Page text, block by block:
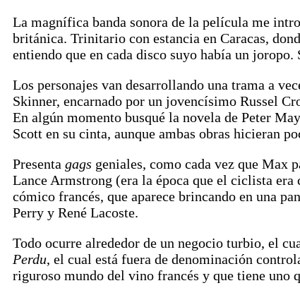
La magnífica banda sonora de la película me
británica. Trinitario con estancia en Caracas,
entiendo que en cada disco suyo había un
Los personajes van desarrollando una trama a
Skinner, encarnado por un jovencísimo Russel
En algún momento busqué la novela de Peter
Scott en su cinta, aunque ambas obras hicieran
Presenta gags geniales, como cada vez que Max
Lance Armstrong (era la época que el ciclista
cómico francés, que aparece brincando en una
Perry y René Lacoste.
Todo ocurre alrededor de un negocio turbio, el
Perdu, el cual está fuera de denominación
riguroso mundo del vino francés y que tiene uno